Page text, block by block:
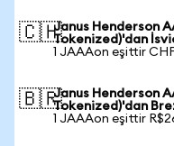
🇨🇭Janus Henderson
Tokenized)'dan
1 JAAAon eşittir
🇧🇷Janus Henderson
Tokenized)'dan
1 JAAAon eşittir